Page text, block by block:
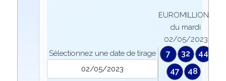
Sélectionnez une date de tirage
EUROMILLIONS
du mardi
02/05/2023
7 32
44
47
48